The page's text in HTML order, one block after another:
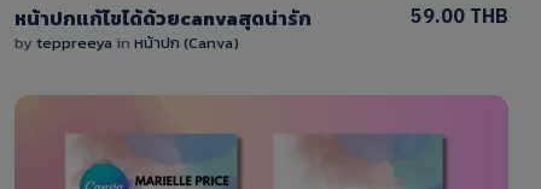
หน้าปกแก้ไขได้ด้วยcanvaสุดน่ารัก
by teppreeya in หน้าปก (Canva)
59.00 THB